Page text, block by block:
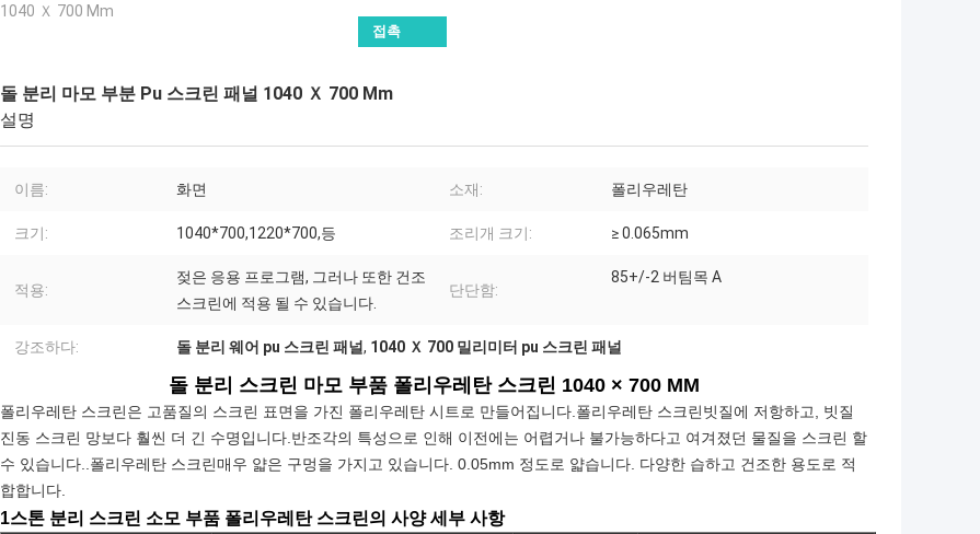
1040 Ｘ 700 Mm
접촉
돌 분리 마모 부분 Pu 스크린 패널 1040 Ｘ 700 Mm
설명
이름: 화면 소재: 폴리우레탄
크기: 1040*700,1220*700,등 조리개 크기: ≥ 0.065mm
적용:
젖은 응용 프로그램, 그러나 또한 건조
스크린에 적용 될 수 있습니다.
단단함:
85+/-2 버팀목 A
강조하다: 돌 분리 웨어 pu 스크린 패널, 1040 Ｘ 700 밀리미터 pu 스크린 패널
돌 분리 스크린 마모 부품 폴리우레탄 스크린 1040 × 700 MM
폴리우레탄 스크린은 고품질의 스크린 표면을 가진 폴리우레탄 시트로 만들어집니다.폴리우레탄 스크린빗질에 저항하고, 빗질
진동 스크린 망보다 훨씬 더 긴 수명입니다.반조각의 특성으로 인해 이전에는 어렵거나 불가능하다고 여겨졌던 물질을 스크린 할
수 있습니다..폴리우레탄 스크린매우 얇은 구멍을 가지고 있습니다. 0.05mm 정도로 얇습니다. 다양한 습하고 건조한 용도로 적
합합니다.
1스톤 분리 스크린 소모 부품 폴리우레탄 스크린의 사양 세부 사항